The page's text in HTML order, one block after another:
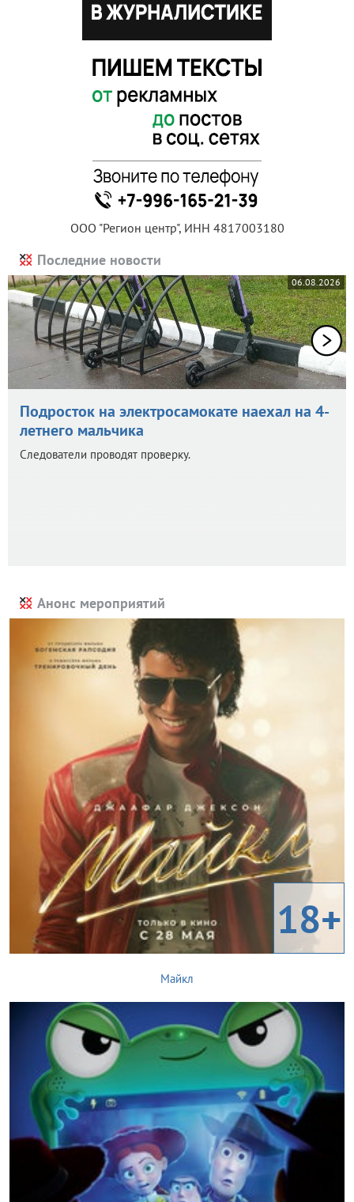
ООО "Регион центр", ИНН 4817003180
Последние новости
06.08.2026
Подросток на электросамокате наехал на 4-
летнего мальчика
Следователи проводят проверку.
Анонс мероприятий
18+
Майкл